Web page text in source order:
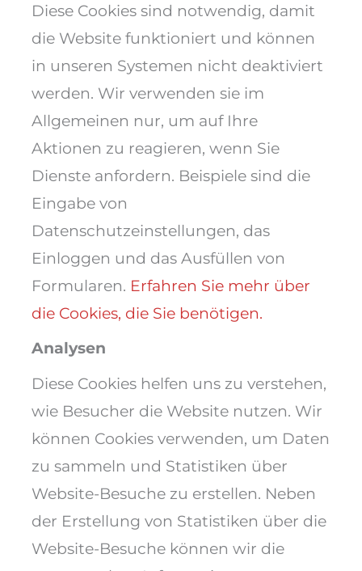
Diese Cookies sind notwendig, damit
die Website funktioniert und können
in unseren Systemen nicht deaktiviert
werden. Wir verwenden sie im
Allgemeinen nur, um auf Ihre
Aktionen zu reagieren, wenn Sie
Dienste anfordern. Beispiele sind die
Eingabe von
Datenschutzeinstellungen, das
Einloggen und das Ausfüllen von
Formularen. Erfahren Sie mehr über
die Cookies, die Sie benötigen.
Analysen
Diese Cookies helfen uns zu verstehen,
wie Besucher die Website nutzen. Wir
können Cookies verwenden, um Daten
zu sammeln und Statistiken über
Website-Besuche zu erstellen. Neben
der Erstellung von Statistiken über die
Website-Besuche können wir die